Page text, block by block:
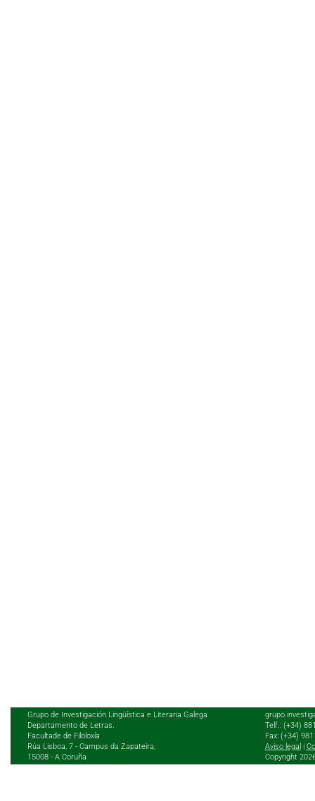
Grupo de Investigación Lingüística e Literaria Galega
Departamento de Letras.
Facultade de Filoloxía
Rúa Lisboa, 7 - Campus da Zapateira,
15008 - A Coruña
Telf.: (+34)
Fax: (+34)
Aviso legal
Copyright